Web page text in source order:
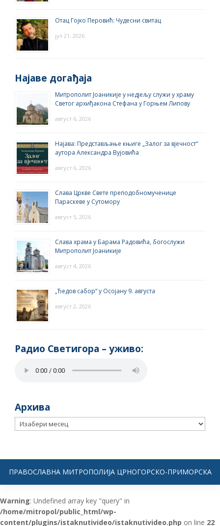
Отац Гојко Перовић: Чудесни свитац
јул 21, 2026
Најаве догађаја
Митрополит Јоаникије у недјељу служи у храму
Светог архиђакона Стефана у Горњем Липову
август 6, 2026
Најава: Представљање књиге „Залог за вјечност“
аутора Александра Вујовића
август 6, 2026
Слава Цркве Свете преподобномученице
Параскеве у Сутомору
август 5, 2026
Слава храма у Барама Радовића, богослужи
Митрополит Јоаникије
август 4, 2026
„Ђедов сабор“ у Осојану 9. августа
август 2, 2026
Радио Светигора – yживо:
Архива
Архива
ПРАВОСЛАВНА МИТРОПОЛИЈА ЦРНОГОРСКО-ПРИМОРСКА
Warning: Undefined array key "query" in
/home/mitropol/public_html/wp-
content/plugins/istaknutivideo/istaknutivideo.php on line 22